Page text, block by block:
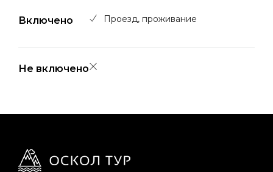
Включено Проезд, проживание
Не включено